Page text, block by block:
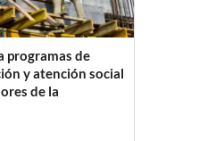
programas de
y atención social
de la